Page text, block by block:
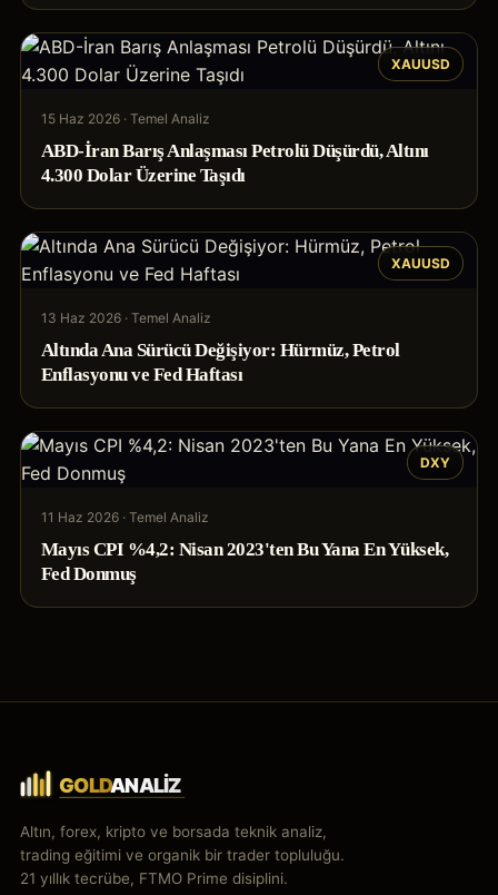
XAUUSD
15 Haz 2026 · Temel Analiz
ABD-İran Barış Anlaşması Petrolü Düşürdü, Altını
4.300 Dolar Üzerine Taşıdı
XAUUSD
13 Haz 2026 · Temel Analiz
Altında Ana Sürücü Değişiyor: Hürmüz, Petrol
Enflasyonu ve Fed Haftası
DXY
11 Haz 2026 · Temel Analiz
Mayıs CPI %4,2: Nisan 2023'ten Bu Yana En Yüksek,
Fed Donmuş
Altın, forex, kripto ve borsada teknik analiz,
trading eğitimi ve organik bir trader topluluğu.
21 yıllık tecrübe, FTMO Prime disiplini.